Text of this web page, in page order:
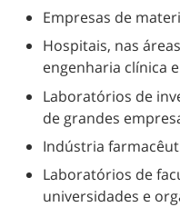
Empresas de
Hospitais, nas
engenharia clínica
Laboratórios de
de grandes
Indústria
Laboratórios de
universidades e